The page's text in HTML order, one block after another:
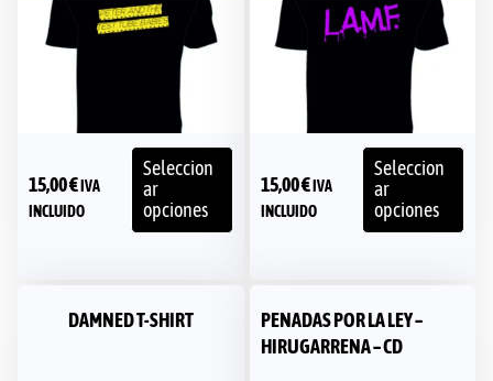
15,00€ IVA
INCLUIDO
Seleccion
ar
opciones
15,00€ IVA
INCLUIDO
Seleccion
ar
opciones
DAMNED T-SHIRT
PENADAS POR LA LEY –
HIRUGARRENA – CD